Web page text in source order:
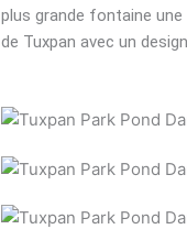
plus grande fontaine
de Tuxpan avec un